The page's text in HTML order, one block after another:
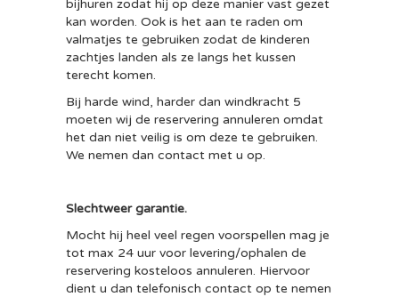
bijhuren zodat hij op deze manier vast gezet
kan worden. Ook is het aan te raden om
valmatjes te gebruiken zodat de kinderen
zachtjes landen als ze langs het kussen
terecht komen.
Bij harde wind, harder dan windkracht 5
moeten wij de reservering annuleren omdat
het dan niet veilig is om deze te gebruiken.
We nemen dan contact met u op.
Slechtweer garantie.
Mocht hij heel veel regen voorspellen mag je
tot max 24 uur voor levering/ophalen de
reservering kosteloos annuleren. Hiervoor
dient u dan telefonisch contact op te nemen